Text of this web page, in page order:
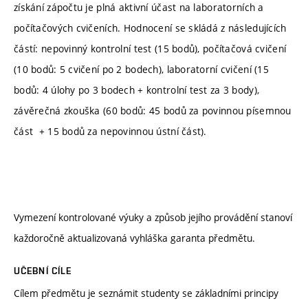
získání zápočtu je plná aktivní účast na laboratorních a
počítačových cvičeních. Hodnocení se skládá z následujících
částí: nepovinný kontrolní test (15 bodů), počítačová cvičení
(10 bodů: 5 cvičení po 2 bodech), laboratorní cvičení (15
bodů: 4 úlohy po 3 bodech + kontrolní test za 3 body),
závěrečná zkouška (60 bodů: 45 bodů za povinnou písemnou
část + 15 bodů za nepovinnou ústní část).
Vymezení kontrolované výuky a způsob jejího provádění stanoví
každoročně aktualizovaná vyhláška garanta předmětu.
UČEBNÍ CÍLE
Cílem předmětu je seznámit studenty se základními principy